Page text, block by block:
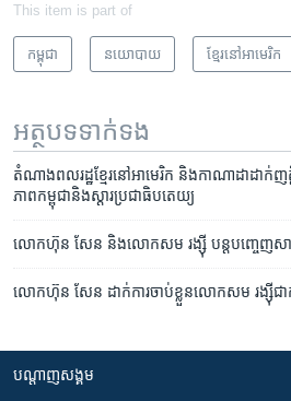
This item is part of
កម្ពុជា នយោបាយ ខ្មែរ​នៅ​អាមេរិក
អត្ថបទ​ទាក់ទង
តំណាង​ពលរដ្ឋ​ខ្មែរ​នៅ​អាមេរិក ​និង​កាណាដា​ដាក់​
ភាព​កម្ពុជា​និង​ស្តារ​ប្រជាធិបតេយ្យ
លោក​ហ៊ុន សែន​ និង​លោក​សម រង្ស៊ី ​បន្ត​បញ្ចេញ​ស
លោក​ហ៊ុន សែន​ ដាក់​ការ​ចាប់​ខ្លួន​លោក​សម រង្ស៊ី​ជា​ក
បណ្តាញ​សង្គម